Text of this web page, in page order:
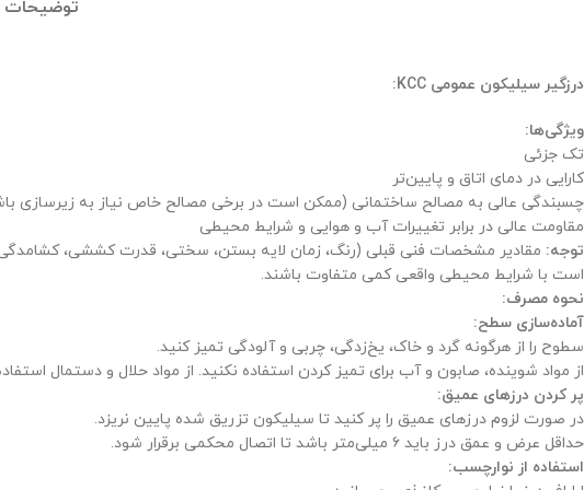
توضیحات
درزگیر سیلیکون عمومی KCC:
ویژگی‌ها:
تک جزئی
کارایی در دمای اتاق و پایین‌تر
چسبندگی عالی به مصالح ساختمانی (ممکن است در برخی مصالح خاص نیاز به زیرسازی
مقاومت عالی در برابر تغییرات آب و هوایی و شرایط محیطی
توجه:
است با شرایط محیطی واقعی کمی متفاوت باشند.
نحوه مصرف:
آماده‌سازی سطح:
سطوح را از هرگونه گرد و خاک، یخ‌زدگی، چربی و آلودگی تمیز کنید.
از مواد شوینده، صابون و آب برای تمیز کردن استفاده نکنید. از مواد حلال و دستمال
پر کردن درزهای عمیق:
در صورت لزوم درزهای عمیق را پر کنید تا سیلیکون تزریق شده پایین نریزد.
حداقل عرض و عمق درز باید ۶ میلی‌متر باشد تا اتصال محکمی برقرار شود.
استفاده از نوارچسب: